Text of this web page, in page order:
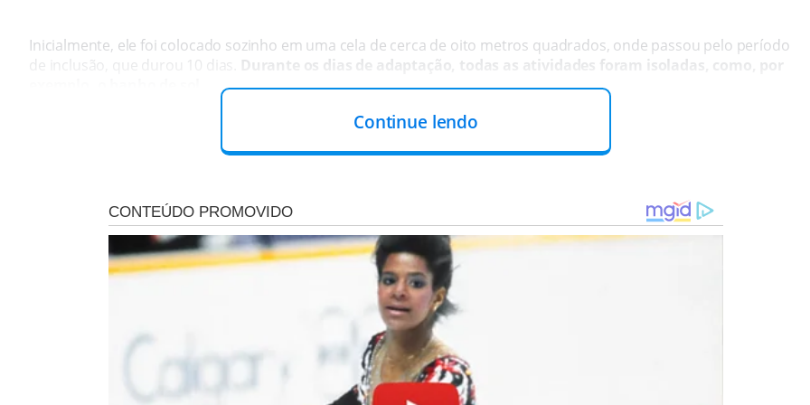
Inicialmente, ele foi colocado sozinho em uma cela de cerca de oito metros quadrados, onde passou pelo período
de inclusão, que durou 10 dias. Durante os dias de adaptação, todas as atividades foram isoladas, como, por
A partir de agora, o empresário passa a conviver com os outros presos.
Além da mudança de cela,Fernando também pode começar a receber visitas da família
Continue lendo